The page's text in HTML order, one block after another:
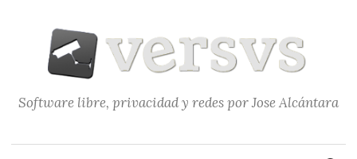
contenido
Software libre, privacidad y redes por Jose Alcántara